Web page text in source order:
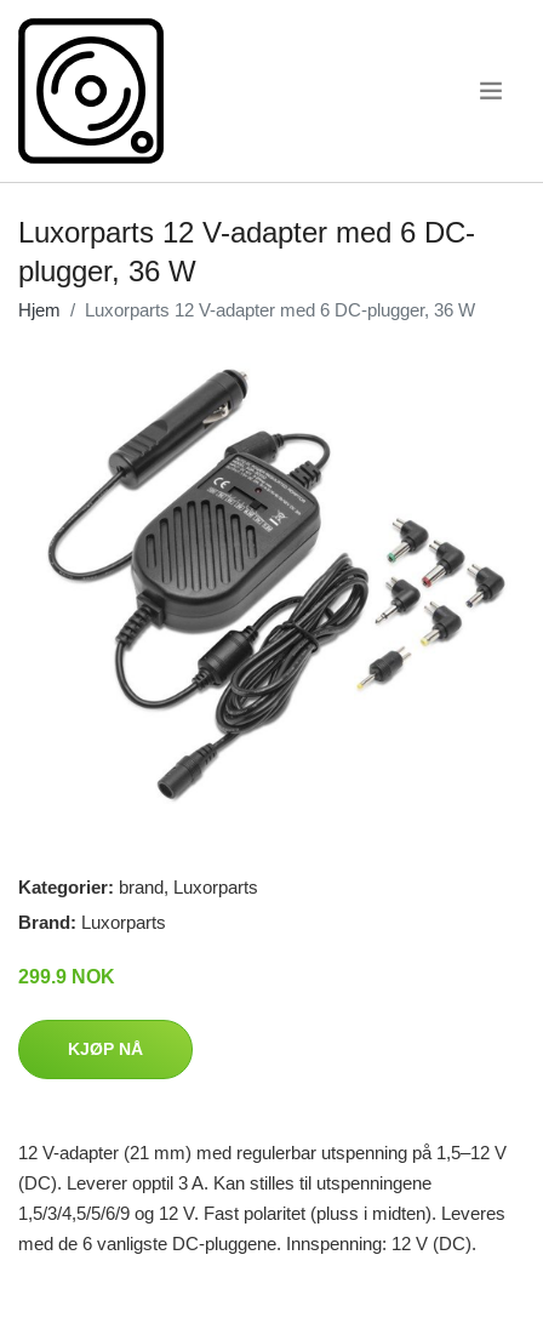
Luxorparts 12 V-adapter med 6 DC-
plugger, 36 W
Hjem Luxorparts 12 V-adapter med 6 DC-plugger, 36 W
Kategorier: brand, Luxorparts
Brand: Luxorparts
299.9 NOK
KJØP NÅ
12 V-adapter (21 mm) med regulerbar utspenning på 1,5–12 V
(DC). Leverer opptil 3 A. Kan stilles til utspenningene
1,5/3/4,5/5/6/9 og 12 V. Fast polaritet (pluss i midten). Leveres
med de 6 vanligste DC-pluggene. Innspenning: 12 V (DC).